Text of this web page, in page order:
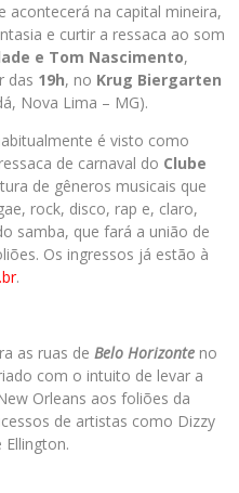
acontecerá na capital mineira,
e curtir a ressaca ao som
e Tom Nascimento,
das 19h, no Krug Biergarten
Nova Lima – MG).
é visto como
de carnaval do Clube
de gêneros musicais que
rock, disco, rap e, claro,
samba, que fará a união de
Os ingressos já estão à
.
as ruas de Belo Horizonte no
com o intuito de levar a
Orleans aos foliões da
de artistas como Dizzy